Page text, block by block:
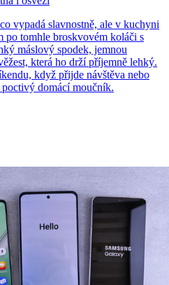
vypadá slavnostně, ale v kuchyni
po tomhle broskvovém koláči s
máslový spodek, jemnou
která ho drží příjemně lehký.
když přijde návštěva nebo
domácí moučník.